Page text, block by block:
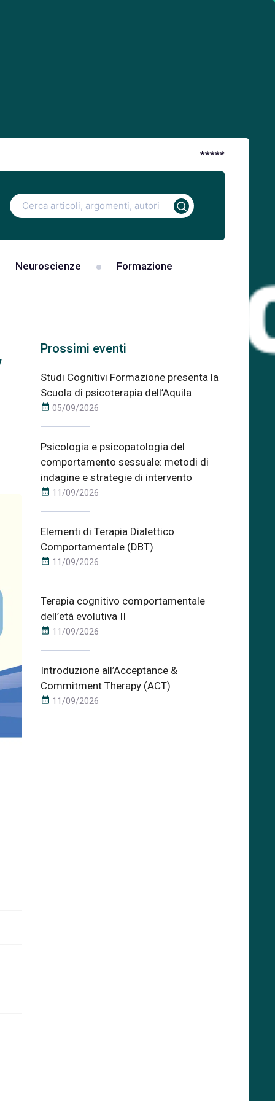
*****
Ricerca
per:
Neuroscienze Formazione
Prossimi eventi
Studi Cognitivi Formazione presenta la
Scuola di psicoterapia dell’Aquila
calendar_month 05/09/2026
Psicologia e psicopatologia del
comportamento sessuale: metodi di
indagine e strategie di intervento
calendar_month 11/09/2026
Elementi di Terapia Dialettico
Comportamentale (DBT)
calendar_month 11/09/2026
Terapia cognitivo comportamentale
dell’età evolutiva II
calendar_month 11/09/2026
Introduzione all’Acceptance &
Commitment Therapy (ACT)
calendar_month 11/09/2026